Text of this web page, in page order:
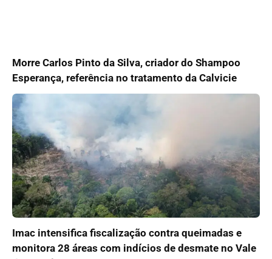
Morre Carlos Pinto da Silva, criador do Shampoo
Esperança, referência no tratamento da Calvicie
Imac intensifica fiscalização contra queimadas e
monitora 28 áreas com indícios de desmate no Vale